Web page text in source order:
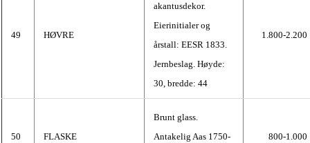
49 HØVRE
akantusdekor.
Eierinitialer og
årstall: EESR 1833.
Jernbeslag. Høyde:
30, bredde: 44
1.800-2.200
50 FLASKE
Brunt glass.
Antakelig Aas 1750-
800-1.000